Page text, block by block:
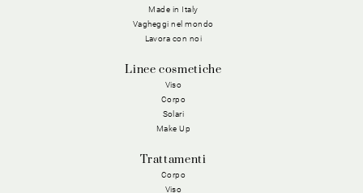
Made in Italy
Vagheggi nel mondo
Lavora con noi
Linee cosmetiche
Viso
Corpo
Solari
Make Up
Trattamenti
Corpo
Viso